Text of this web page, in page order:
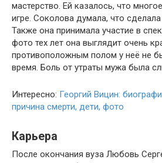
мастерство. Ей казалось, что
игре. Соколова думала, что
Также она принимала участие в
фото тех лет она выглядит очень
противоположным полом у неё не
время. Боль от утраты мужа была
Интересно: Георгий Вицин:
причина смерти, дети, фото
Карьера
После окончания вуза Любовь